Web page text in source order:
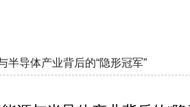
半导体产业背后的“隐形冠军”